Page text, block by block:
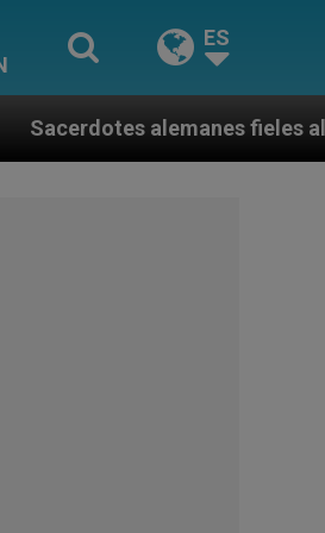
ES
fieles al Papa contestan a